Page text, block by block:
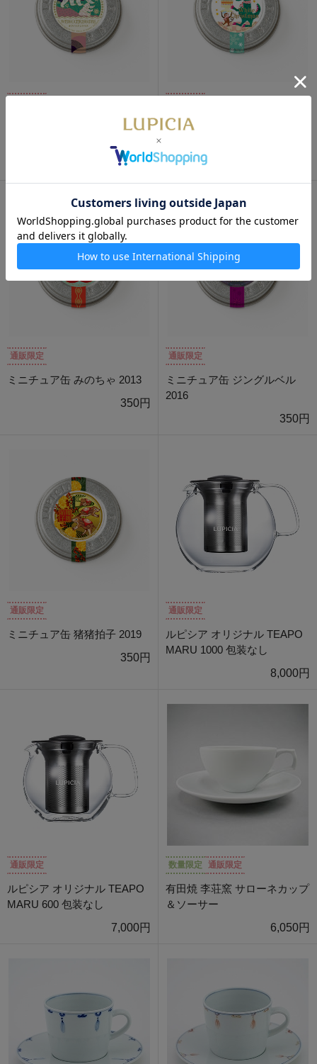
ミニチュア缶 ホワイトクリス
350円
ミニチュア缶 ホワイトクリス
通販限定
ミニチュア缶 みのちゃ 2013
350円
通販限定
ミニチュア缶 ジングルベル
2016
350円
通販限定
ミニチュア缶 猪猪拍子 2019
350円
通販限定
ルピシア オリジナル TEAPO
MARU 1000 包装なし
8,000円
通販限定
ルピシア オリジナル TEAPO
MARU 600 包装なし
7,000円
数量限定 通販限定
有田焼 李荘窯 サローネカップ
＆ソーサー
6,050円